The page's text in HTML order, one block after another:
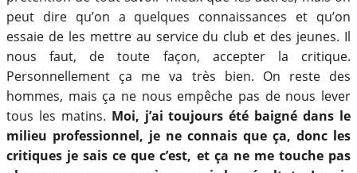
peut dire qu’on a quelques connaissances et qu’on
essaie de les mettre au service du club et des jeunes. Il
nous faut, de toute façon, accepter la critique.
Personnellement ça me va très bien. On reste des
hommes, mais ça ne nous empêche pas de nous lever
tous les matins. Moi, j’ai toujours été baigné dans le
milieu professionnel, je ne connais que ça, donc les
critiques je sais ce que c’est, et ça ne me touche pas